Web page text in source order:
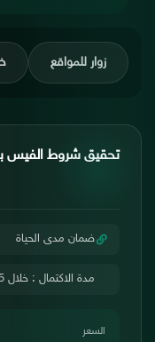
زوار للمواقع
تحقيق شروط الفيس
ضمان مدى الحياة
مدة الاكتمال : خلال 5-10 ايام
السعر